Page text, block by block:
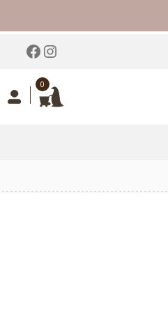
Facebook
Instagram
0